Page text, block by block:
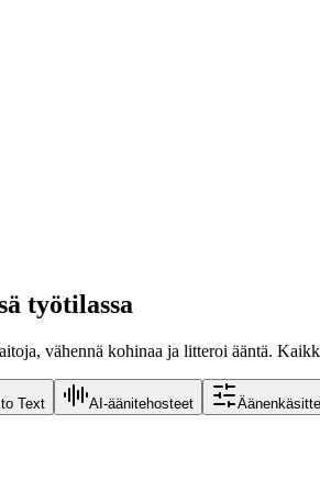
työtilassa
vähennä kohinaa ja litteroi ääntä.
Text AI-äänitehosteet